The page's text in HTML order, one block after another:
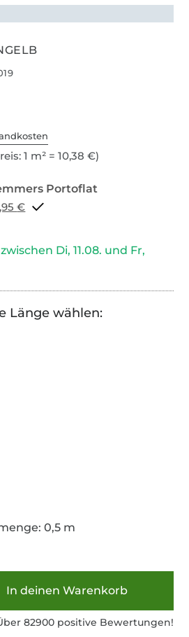
1 m² = 10,38 €)
Portoflat schon ab 9,95 €
Di, 11.08. und Fr,
Länge wählen:
0,5 m
In deinen Warenkorb
82900 positive Bewertungen!